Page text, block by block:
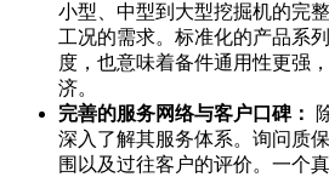
小型、中型到大型挖掘机的完
工况的需求。标准化的产品系
度，也意味着备件通用性更强
济。
完善的服务网络与客户口碑：
深入了解其服务体系。询问质
围以及过往客户的评价。一个